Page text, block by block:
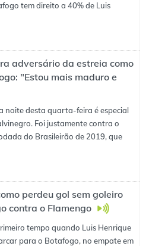
tem direito a 40% de Luis
adversário da estreia como
"Estou mais maduro e
noite desta quarta-feira é especial
Foi justamente contra o
do Brasileirão de 2019, que
perdeu gol sem goleiro
contra o Flamengo
tempo quando Luis Henrique
para o Botafogo, no empate em